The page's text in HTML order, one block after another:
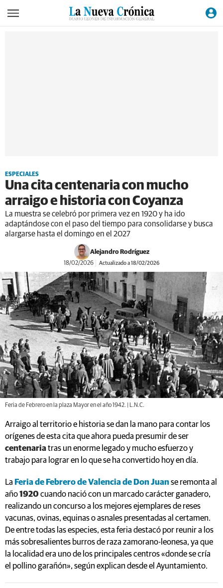
ESPECIALES
Una cita centenaria con mucho
arraigo e historia con Coyanza
La muestra se celebró por primera vez en 1920 y ha ido
adaptándose con el paso del tiempo para consolidarse y busca
alargarse hasta el domingo en el 2027
Alejandro Rodríguez
18/02/2026 Actualizado a 18/02/2026
Feria de Febrero en la plaza Mayor en el año 1942. | L.N.C.
Arraigo al territorio e historia se dan la mano para contar los
orígenes de esta cita que ahora pueda presumir de ser
centenariatras un enorme legado y mucho esfuerzo y
trabajo para lograr en lo que se ha convertido hoy en día.
La Feria de Febrero de Valencia de Don Juanse remonta al
año1920 cuando nació con un marcado carácter ganadero,
realizando un concurso a los mejores ejemplares de reses
vacunas, ovinas, equinas o asnales presentadas al certamen.
De entre todas las especies, esta feria destacó por reunir a los
más sobresalientes burros de raza zamorano-leonesa, ya que
la localidad era uno de los principales centros «donde se cría
el pollino garañón», según explican desde el Ayuntamiento.